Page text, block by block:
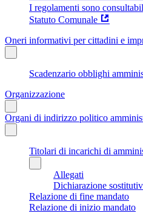
I regolamenti sono
Statuto Comunale
Oneri informativi per cittadini e
Scadenzario obblighi
Organizzazione
Organi di indirizzo politico
Titolari di incarichi di
Allegati
Dichiarazione
Relazione di fine mandato
Relazione di inizio mandato